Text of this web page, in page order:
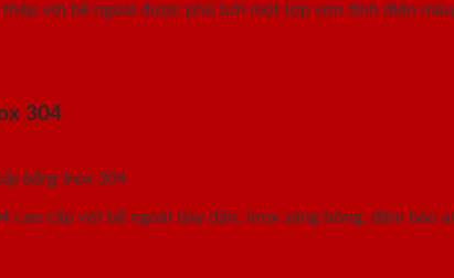
với bề ngoài được phủ bởi một lớp sơn tĩnh điện
304
bằng Inox 304
cao cấp với bề ngoài dày dặn, inox sáng bóng, đảm